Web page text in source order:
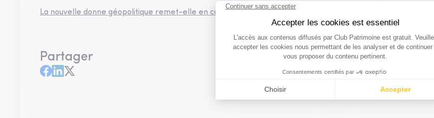
La nouvelle donne géopolitique remet-elle en cause la thématique de la transition ?
Partager